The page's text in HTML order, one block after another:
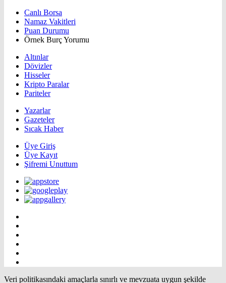
Canlı Borsa
Namaz Vakitleri
Puan Durumu
Örnek Burç Yorumu
Altınlar
Dövizler
Hisseler
Kripto Paralar
Pariteler
Yazarlar
Gazeteler
Sıcak Haber
Üye Giriş
Üye Kayıt
Şifremi Unuttum
Veri politikasındaki amaçlarla sınırlı ve mevzuata uygun şekilde